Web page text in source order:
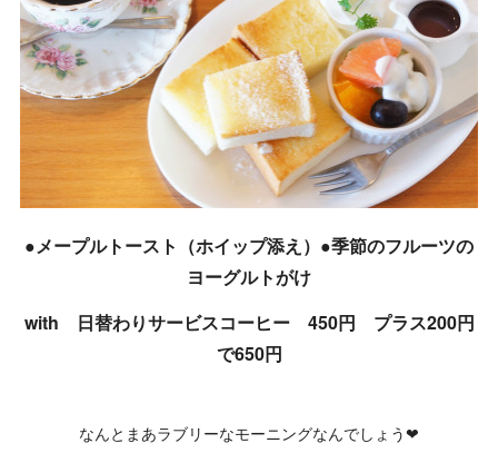
●メープルトースト（ホイップ添え）●季節のフルーツの
ヨーグルトがけ
with 日替わりサービスコーヒー 450円 プラス200円
で650円
なんとまあラブリーなモーニングなんでしょう❤